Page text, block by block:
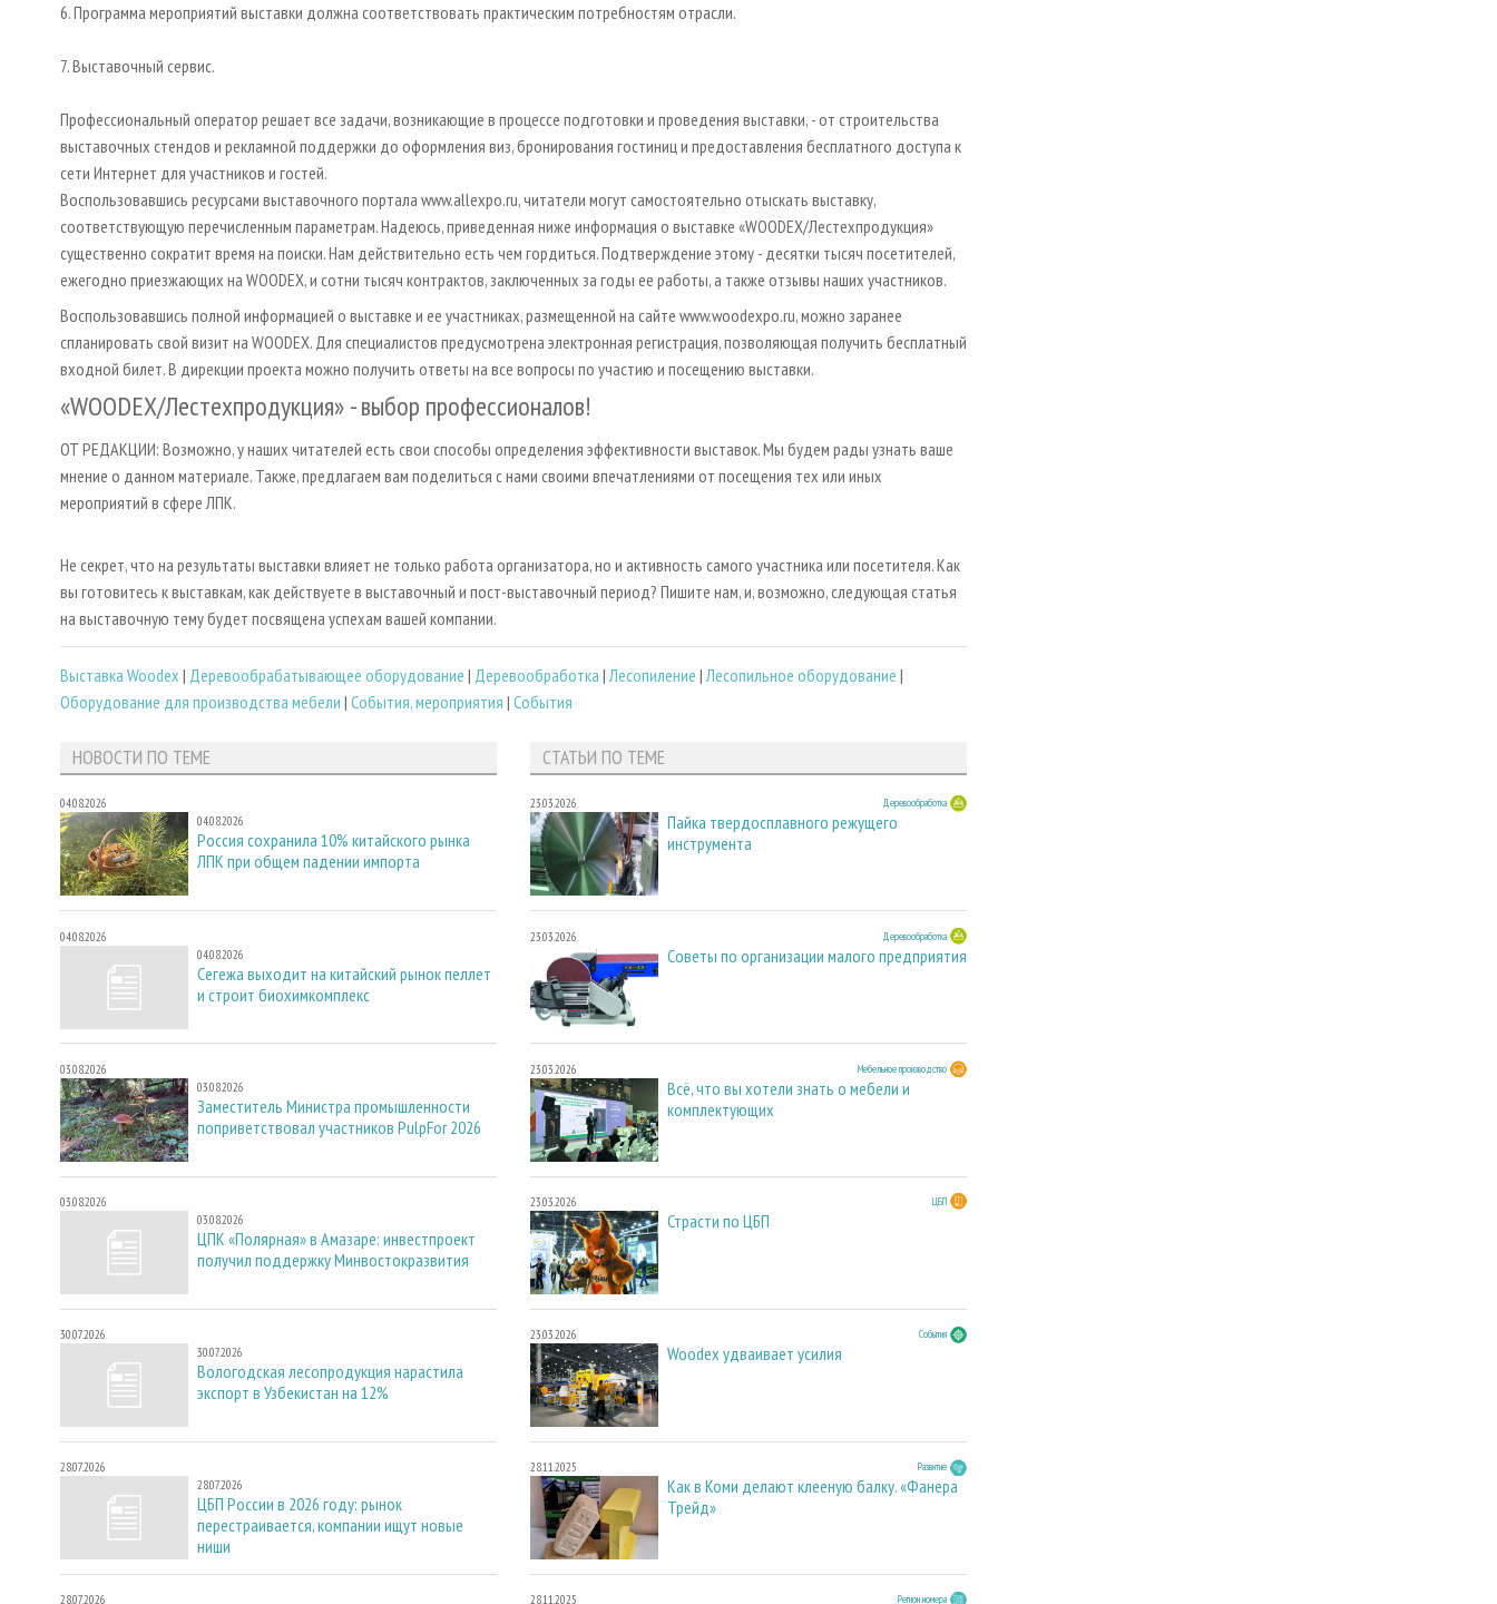
6. Программа мероприятий выставки должна соответствовать практическим потребностям отрасли.
7. Выставочный сервис.
Профессиональный оператор решает все задачи, возникающие в процессе подготовки и проведения выставки, - от строительства
выставочных стендов и рекламной поддержки до оформления виз, бронирования гостиниц и предоставления бесплатного доступа к
сети Интернет для участников и гостей.
Воспользовавшись ресурсами выставочного портала www.allexpo.ru, читатели могут самостоятельно отыскать выставку,
соответствующую перечисленным параметрам. Надеюсь, приведенная ниже информация о выставке «WOODEX/Лестехпродукция»
существенно сократит время на поиски. Нам действительно есть чем гордиться. Подтверждение этому - десятки тысяч посетителей,
ежегодно приезжающих на WOODEX, и сотни тысяч контрактов, заключенных за годы ее работы, а также отзывы наших участников.
Воспользовавшись полной информацией о выставке и ее участниках, размещенной на сайте www.woodexpo.ru, можно заранее
спланировать свой визит на WOODEX. Для специалистов предусмотрена электронная регистрация, позволяющая получить бесплатный
входной билет. В дирекции проекта можно получить ответы на все вопросы по участию и посещению выставки.
«WOODEX/Лестехпродукция» - выбор профессионалов!
ОТ РЕДАКЦИИ: Возможно, у наших читателей есть свои способы определения эффективности выставок. Мы будем рады узнать ваше
мнение о данном материале. Также, предлагаем вам поделиться с нами своими впечатлениями от посещения тех или иных
мероприятий в сфере ЛПК.
Не секрет, что на результаты выставки влияет не только работа организатора, но и активность самого участника или посетителя. Как
вы готовитесь к выставкам, как действуете в выставочный и пост-выставочный период? Пишите нам, и, возможно, следующая статья
на выставочную тему будет посвящена успехам вашей компании.
Выставка Woodex | Деревообрабатывающее оборудование | Деревообработка | Лесопиление | Лесопильное оборудование |
Оборудование для производства мебели | События, мероприятия | События
НОВОСТИ ПО ТЕМЕ
04.08.2026
04.08.2026
Россия сохранила 10% китайского рынка
ЛПК при общем падении импорта
04.08.2026
04.08.2026
Сегежа выходит на китайский рынок пеллет
и строит биохимкомплекс
03.08.2026
03.08.2026
Заместитель Министра промышленности
поприветствовал участников PulpFor 2026
03.08.2026
03.08.2026
ЦПК «Полярная» в Амазаре: инвестпроект
получил поддержку Минвостокразвития
30.07.2026
30.07.2026
Вологодская лесопродукция нарастила
экспорт в Узбекистан на 12%
28.07.2026
28.07.2026
ЦБП России в 2026 году: рынок
перестраивается, компании ищут новые
ниши
28.07.2026
СТАТЬИ ПО ТЕМЕ
23.03.2026 Деревообработка
Пайка твердосплавного режущего
инструмента
23.03.2026 Деревообработка
Советы по организации малого предприятия
23.03.2026 Мебельное производство
Всё, что вы хотели знать о мебели и
комплектующих
23.03.2026 ЦБП
Страсти по ЦБП
23.03.2026 События
Woodex удваивает усилия
28.11.2025 Развитие
Как в Коми делают клееную балку. «Фанера
Трейд»
28.11.2025 Регион номера